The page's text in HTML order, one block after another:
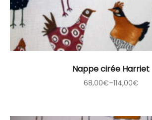
Nappe cirée Harriet
68,00€–114,00€